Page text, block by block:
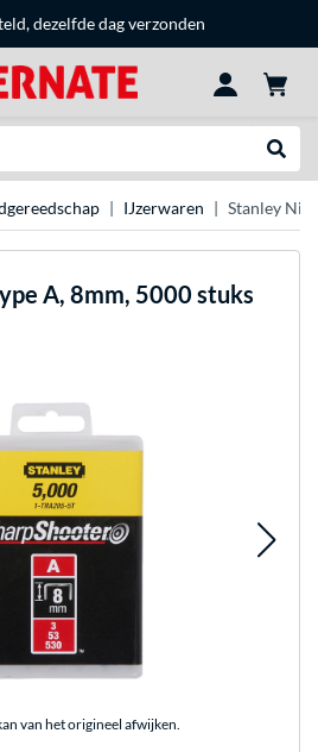
dezelfde dag verzonden
IJzerwaren Stanley
A, 8mm, 5000 stuks
van het origineel afwijken.